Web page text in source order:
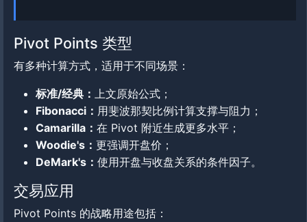
Pivot Points 类型
有多种计算方式，适用于不同场景：
标准/经典： 上文原始公式；
Fibonacci： 用斐波那契比例计算支撑与阻力；
Camarilla： 在 Pivot 附近生成更多水平；
Woodie's： 更强调开盘价；
DeMark's： 使用开盘与收盘关系的条件因子。
交易应用
Pivot Points 的战略用途包括：